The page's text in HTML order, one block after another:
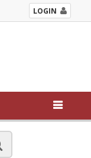
LOGIN